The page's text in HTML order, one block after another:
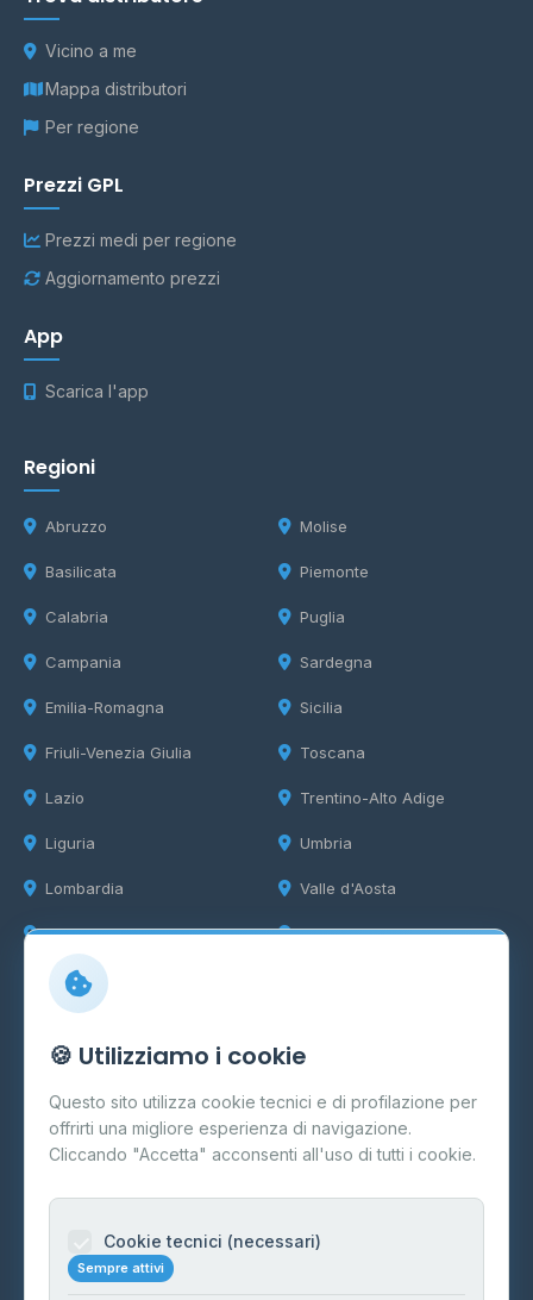
Vicino a me
Mappa distributori
Per regione
Prezzi GPL
Prezzi medi per regione
Aggiornamento prezzi
App
Scarica l'app
Regioni
Abruzzo
Basilicata
Calabria
Campania
Emilia-Romagna
Friuli-Venezia Giulia
Lazio
Liguria
Lombardia
Marche
Molise
Piemonte
Puglia
Sardegna
Sicilia
Toscana
Trentino-Alto Adige
Umbria
Valle d'Aosta
Veneto
Info
Cos'è il GPL
FAQ
Contatti
Informazioni legali
🍪 Utilizziamo i cookie
Questo sito utilizza cookie tecnici e di profilazione per
offrirti una migliore esperienza di navigazione.
Cliccando "Accetta" acconsenti all'uso di tutti i cookie.
Cookie tecnici (necessari)
Sempre attivi